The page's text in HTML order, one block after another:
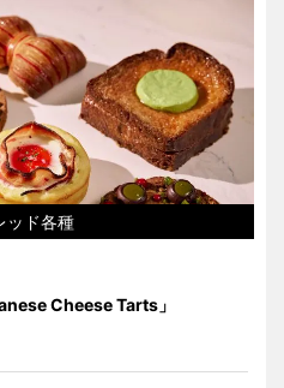
ッド各種
Cheese Tarts」